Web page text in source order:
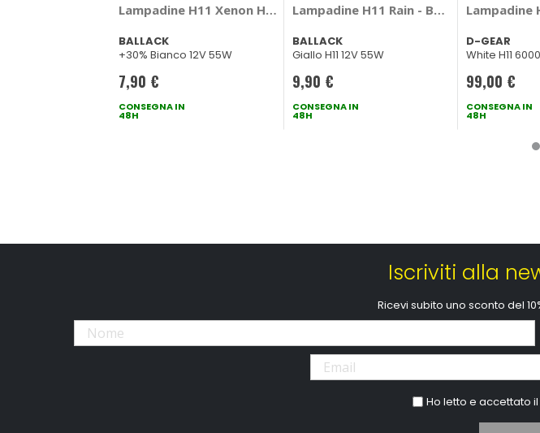
Lampadine H11 Xenon H11 - BALLACK
BALLACK
+30% Bianco 12V 55W
7,90 €
CONSEGNA IN
48H
Lampadine H11 Rain - BALLACK
BALLACK
Giallo H11 12V 55W
9,90 €
CONSEGNA IN
48H
Lampadine
D-GEAR
White H11
99,00 €
CONSEGNA IN
48H
Iscriviti alla
Ricevi subito uno sconto del
Ho letto e accettato